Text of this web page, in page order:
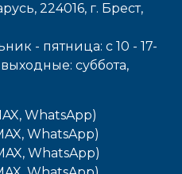
224016, г. Брест,
- пятница: с 10 - 17-
cуббота,
WhatsApp)
WhatsApp)
WhatsApp)